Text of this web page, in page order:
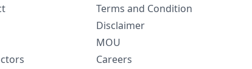
Terms and Condition
Disclaimer
MOU
Careers